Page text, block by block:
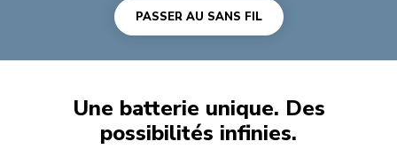
PASSER AU SANS FIL
Une batterie unique. Des
possibilités infinies.